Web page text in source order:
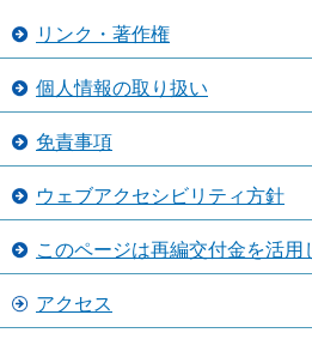
リンク・著作権
個人情報の取り扱い
免責事項
ウェブアクセシビリティ方針
このページは再編交付金を活用
アクセス